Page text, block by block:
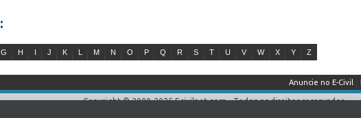
G H J K L M N O P Q R S T U V W X Y Z
Anuncie no E-Civil
Copyright © 2000-2025 Ecivilnet.com - Todos os direitos reservados.